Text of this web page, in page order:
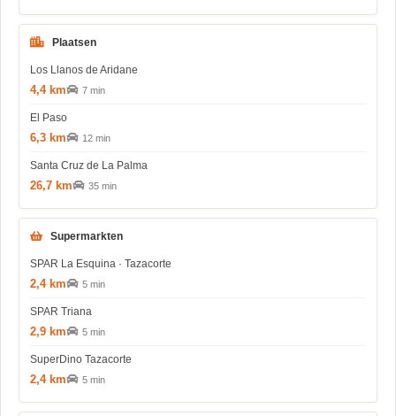
Plaatsen
Los Llanos de Aridane
4,4 km 7 min
El Paso
6,3 km 12 min
Santa Cruz de La Palma
26,7 km 35 min
Supermarkten
SPAR La Esquina · Tazacorte
2,4 km 5 min
SPAR Triana
2,9 km 5 min
SuperDino Tazacorte
2,4 km 5 min